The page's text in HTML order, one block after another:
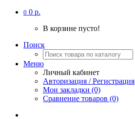
0 0 р.
В корзине пусто!
Поиск
Меню
Личный кабинет
Авторизация / Регистрация
Мои закладки (0)
Сравнение товаров (0)